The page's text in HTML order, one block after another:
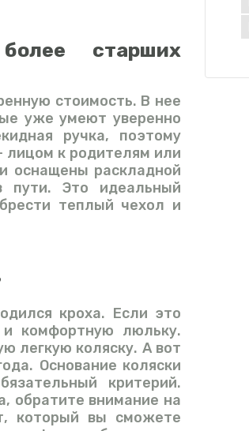
старших
стоимость. В нее
уже умеют уверенно
ручка, поэтому
лицом к родителям или
оснащены раскладной
пути. Это идеальный
теплый чехол и
кроха. Если это
комфортную люльку.
легкую коляску. А вот
Основание коляски
критерий.
обратите внимание на
который вы сможете